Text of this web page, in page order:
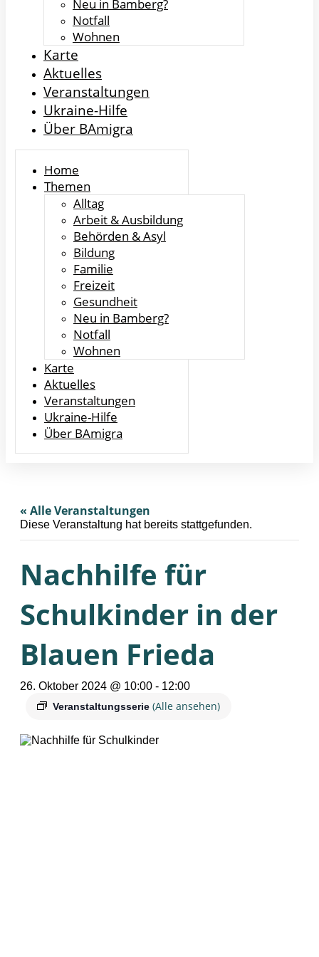
Neu in Bamberg?
Notfall
Wohnen
Karte
Aktuelles
Veranstaltungen
Ukraine-Hilfe
Über BAmigra
Home
Themen
Alltag
Arbeit & Ausbildung
Behörden & Asyl
Bildung
Familie
Freizeit
Gesundheit
Neu in Bamberg?
Notfall
Wohnen
Karte
Aktuelles
Veranstaltungen
Ukraine-Hilfe
Über BAmigra
« Alle Veranstaltungen
Diese Veranstaltung hat bereits stattgefunden.
Nachhilfe für
Schulkinder in der
Blauen Frieda
26. Oktober 2024 @ 10:00 - 12:00
Veranstaltungsserie (Alle ansehen)